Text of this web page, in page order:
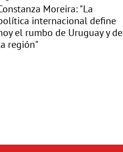
Moreira: "La
internacional define
el rumbo de Uruguay y de
región"